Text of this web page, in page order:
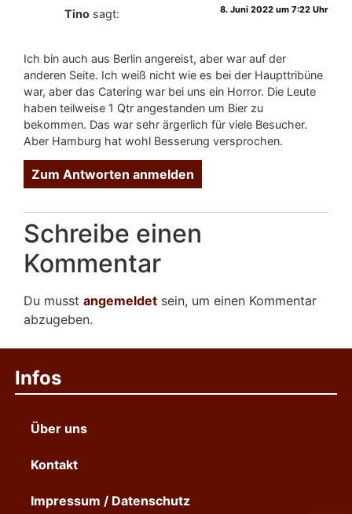
Tino sagt: 8. Juni 2022 um 7:22 Uhr
Ich bin auch aus Berlin angereist, aber war auf der
anderen Seite. Ich weiß nicht wie es bei der Haupttribüne
war, aber das Catering war bei uns ein Horror. Die Leute
haben teilweise 1 Qtr angestanden um Bier zu
bekommen. Das war sehr ärgerlich für viele Besucher.
Aber Hamburg hat wohl Besserung versprochen.
Zum Antworten anmelden
Schreibe einen
Kommentar
Du musst angemeldet sein, um einen Kommentar
abzugeben.
Infos
Über uns
Kontakt
Impressum / Datenschutz